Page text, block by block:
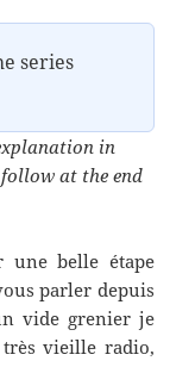
series
in
at the end
une belle étape
parler depuis
vide grenier je
très vieille radio,